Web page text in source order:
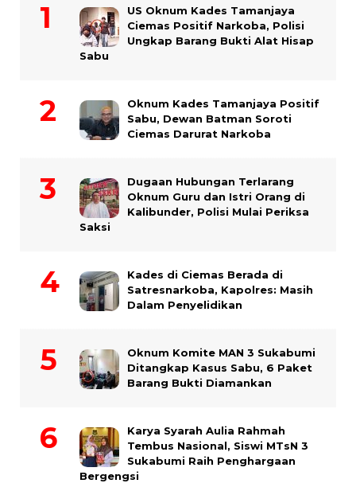
US Oknum Kades Tamanjaya
Ciemas Positif Narkoba, Polisi
Ungkap Barang Bukti Alat Hisap
Sabu
Oknum Kades Tamanjaya Positif
Sabu, Dewan Batman Soroti
Ciemas Darurat Narkoba
Dugaan Hubungan Terlarang
Oknum Guru dan Istri Orang di
Kalibunder, Polisi Mulai Periksa
Saksi
Kades di Ciemas Berada di
Satresnarkoba, Kapolres: Masih
Dalam Penyelidikan
Oknum Komite MAN 3 Sukabumi
Ditangkap Kasus Sabu, 6 Paket
Barang Bukti Diamankan
Karya Syarah Aulia Rahmah
Tembus Nasional, Siswi MTsN 3
Sukabumi Raih Penghargaan
Bergengsi